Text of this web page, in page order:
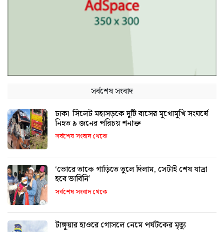
সর্বশেষ সংবাদ
ঢাকা-সিলেট মহাসড়কে দুটি বাসের মুখোমুখি সংঘর্ষে
নিহত ৯ জনের পরিচয় শনাক্ত
সর্বশেষ সংবাদ থেকে
‘ভোরে তাকে গাড়িতে তুলে দিলাম, সেটাই শেষ যাত্রা
হবে ভাবিনি’
সর্বশেষ সংবাদ থেকে
টাঙ্গুয়ার হাওরে গোসলে নেমে পর্যটকের মৃত্যু